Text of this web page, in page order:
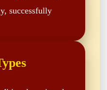
successfully